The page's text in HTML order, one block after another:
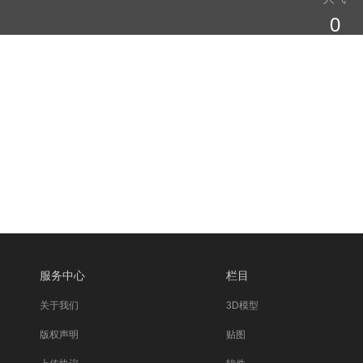
0
服务中心
关于我们
版权声明
栏目
3D模型
贴图